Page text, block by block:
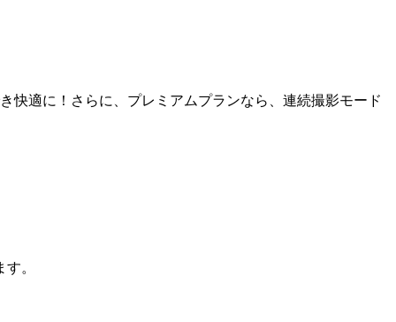
快適に！さらに、プレミアムプランなら、連続撮影モード
。